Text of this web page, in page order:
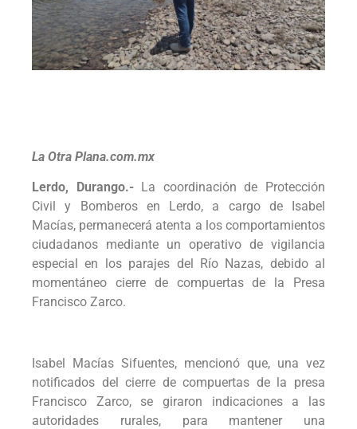
La Otra Plana.com.mx
Lerdo, Durango.-La coordinación de Protección
Civil y Bomberos en Lerdo, a cargo de Isabel
Macías, permanecerá atenta a los comportamientos
ciudadanos mediante un operativo de vigilancia
especial en los parajes del Río Nazas, debido al
momentáneo cierre de compuertas de la Presa
Francisco Zarco.
Isabel Macías Sifuentes, mencionó que, una vez
notificados del cierre de compuertas de la presa
Francisco Zarco, se giraron indicaciones a las
autoridades rurales, para mantener una